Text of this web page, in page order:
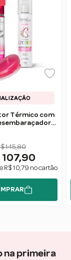
Térmico com
145,80
107,90
R$ 10,79 no cartão
na primeira